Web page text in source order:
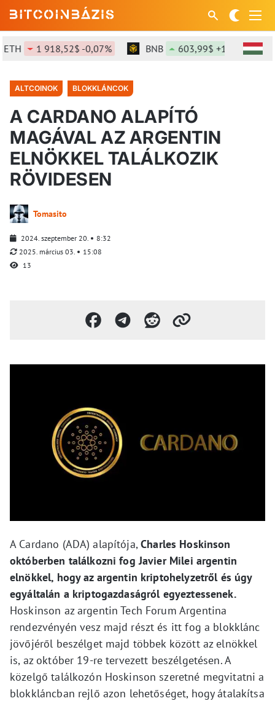
1 918,52$ -0,07% BNB 603,99$ +1,56%
ALTCOINOK BLOKKLÁNCOK
A CARDANO ALAPÍTÓ
MAGÁVAL AZ ARGENTIN
ELNÖKKEL TALÁLKOZIK
RÖVIDESEN
Tomasito
2024. szeptember 20.
8:32
2025. március 03.
15:08
13
A Cardano (ADA) alapítója,Charles Hoskinson
októberben találkozni fog Javier Milei argentin
elnökkel, hogy az argentin kriptohelyzetről és úgy
egyáltalán a kriptogazdaságról egyeztessenek.
Hoskinson az argentin Tech Forum Argentina
rendezvényén vesz majd részt és itt fog a blokklánc
jövőjéről beszélget majd többek között az elnökkel
is, az október 19-re tervezett beszélgetésen. A
közelgő találkozón Hoskinson szeretné megvitatni a
blokkláncban rejlő azon lehetőséget, hogy átalakítsa